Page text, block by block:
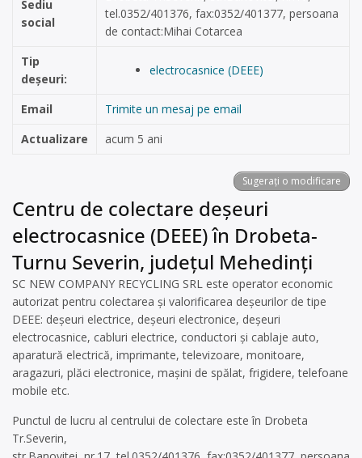
Sediu
social
tel.0352/401376, fax:0352/401377, persoana
de contact:Mihai Cotarcea
Tip
deșeuri:
electrocasnice (DEEE)
Email
Trimite un mesaj pe email
Actualizare
acum 5 ani
Sugerați o modificare
Centru de colectare deșeuri
electrocasnice (DEEE) în Drobeta-
Turnu Severin, județul Mehedinți
SC NEW COMPANY RECYCLING SRL este operator economic
autorizat pentru colectarea și valorificarea deșeurilor de tipe
DEEE: deșeuri electrice, deșeuri electronice, deșeuri
electrocasnice, cabluri electrice, conductori și cablaje auto,
aparatură electrică, imprimante, televizoare, monitoare,
aragazuri, plăci electronice, mașini de spălat, frigidere, telefoane
mobile etc.
Punctul de lucru al centrului de colectare este în Drobeta
Tr.Severin,